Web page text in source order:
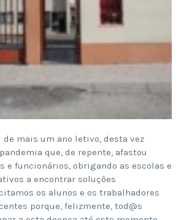
de mais um ano letivo, desta vez
que, de repente, afastou
e funcionários, obrigando as escolas e
a encontrar soluções
os alunos e os trabalhadores
porque, felizmente, tod@s